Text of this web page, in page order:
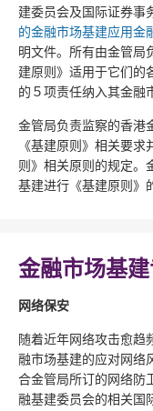
建委员会及国际证券事
的金融市场基建应用金
明文件。所有由金管局
建原则》适用于它们的
的５项责任纳入其金融
金管局负责监察的香港
《基建原则》相关要
则》相关原则的规定。
基建进行《基建原则》
金融市场基
网络保安
随着近年网络攻击愈趋
融市场基建的应对网络
合金管局所订的网络防
融基建委员会的相关国